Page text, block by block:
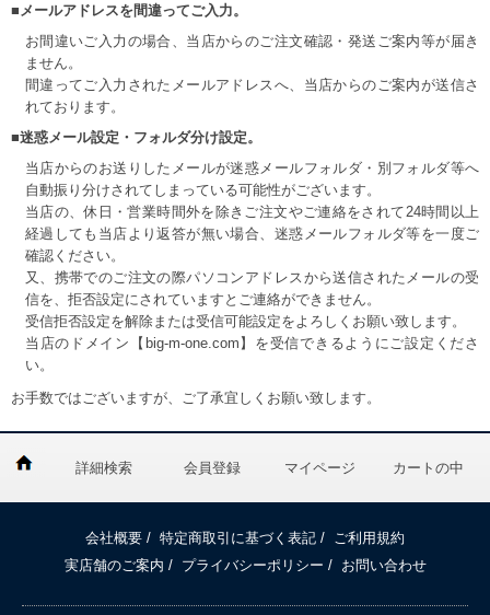
■メールアドレスを間違ってご入力。
お間違いご入力の場合、当店からのご注文確認・発送ご案内等が届き
ません。
間違ってご入力されたメールアドレスへ、当店からのご案内が送信さ
れております。
■迷惑メール設定・フォルダ分け設定。
当店からのお送りしたメールが迷惑メールフォルダ・別フォルダ等へ
自動振り分けされてしまっている可能性がございます。
当店の、休日・営業時間外を除きご注文やご連絡をされて24時間以上
経過しても当店より返答が無い場合、迷惑メールフォルダ等を一度ご
確認ください。
又、携帯でのご注文の際パソコンアドレスから送信されたメールの受
信を、拒否設定にされていますとご連絡ができません。
受信拒否設定を解除または受信可能設定をよろしくお願い致します。
当店のドメイン【big-m-one.com】を受信できるようにご設定くださ
い。
お手数ではございますが、ご了承宜しくお願い致します。
詳細検索 会員登録 マイページ カートの中
会社概要 / 特定商取引に基づく表記 /
ご利用規約
実店舗のご案内 / プライバシーポリシー / お問い合わせ